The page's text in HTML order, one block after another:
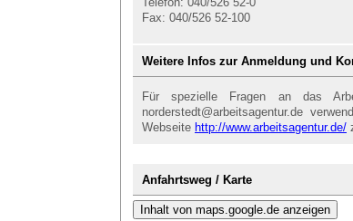
Fax: 040/526 52-100
Weitere Infos zur Anmeldung und
Für spezielle Fragen an das
norderstedt@arbeitsagentur.de
Webseite http://www.arbeitsagentur.de/
Anfahrtsweg / Karte
Inhalt von maps.google.de anzeigen